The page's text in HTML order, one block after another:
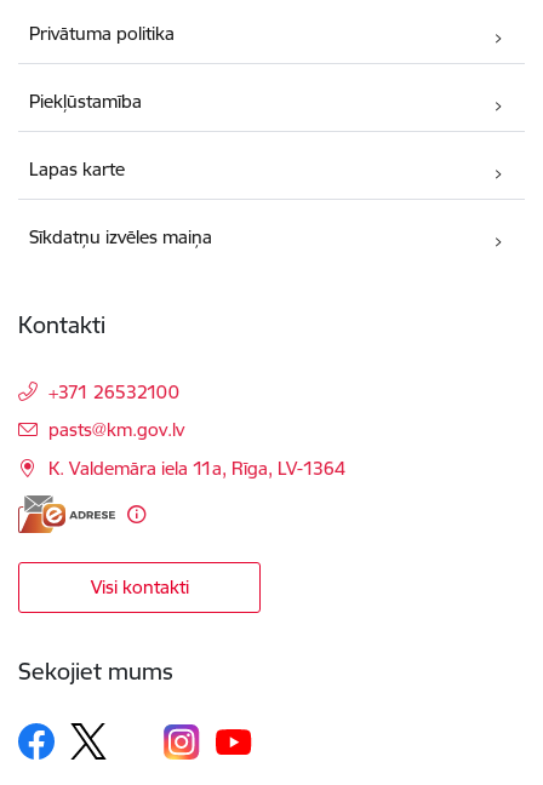
Privātuma politika
Piekļūstamība
Lapas karte
Sīkdatņu izvēles maiņa
Kontakti
+371 26532100
E-pasts:
pasts@km.gov.lv
K. Valdemāra iela 11a, Rīga, LV-1364
Visi kontakti
Sekojiet mums